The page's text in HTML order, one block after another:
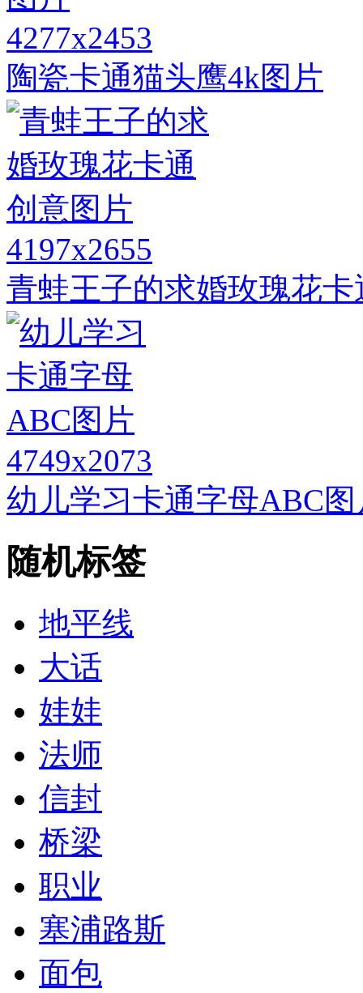
4277x2453
陶瓷卡通猫头鹰4k图片
4197x2655
青蛙王子的求婚玫瑰花
4749x2073
幼儿学习卡通字母ABC图
随机标签
地平线
大话
娃娃
法师
信封
桥梁
职业
塞浦路斯
面包